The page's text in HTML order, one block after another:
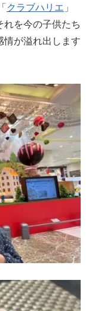
クラブハリエ 」
れを今の子供たち
情が溢れ出します